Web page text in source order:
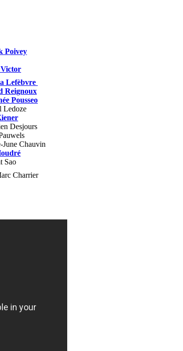
Poivey
Lefèbvre
Reignoux
Pousseo
Ledoze
Desjours
June Chauvin
Sao
Charrier